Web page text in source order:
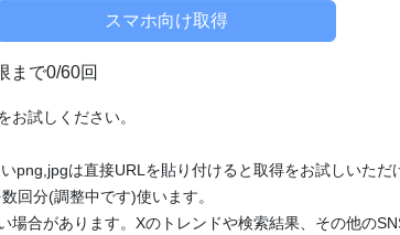
まで0/60回
試しください。
png,jpgは直接URLを貼り付けると取得をお試しいただ
回分(調整中です)使います。
合があります。Xのトレンドや検索結果、その他の